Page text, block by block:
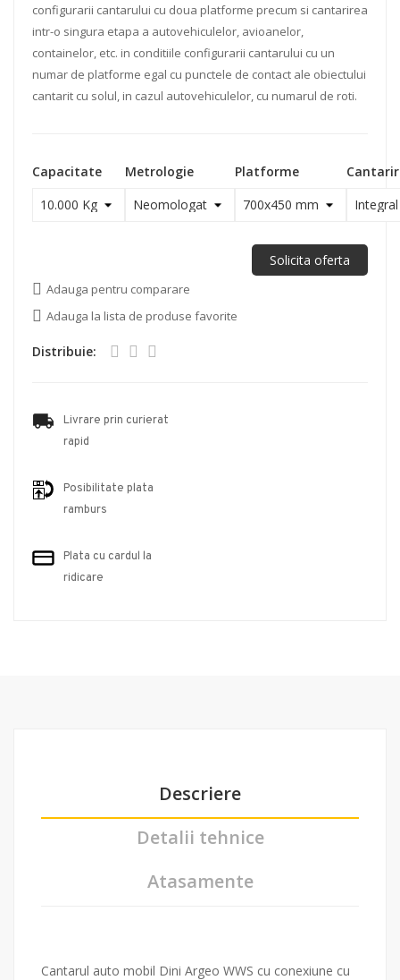
configurarii cantarului cu doua platforme precum si cantarirea
intr-o singura etapa a autovehiculelor, avioanelor,
containelor, etc. in conditiile configurarii cantarului cu un
numar de platforme egal cu punctele de contact ale obiectului
cantarit cu solul, in cazul autovehiculelor, cu numarul de roti.
Capacitate Metrologie Platforme
Solicita oferta
Adauga pentru comparare
Adauga la lista de produse favorite
Distribuie:
Livrare prin curierat
rapid
Posibilitate plata
ramburs
Plata cu cardul la
ridicare
Descriere
Detalii tehnice
Atasamente
Cantarul auto mobil Dini Argeo WWS cu conexiune cu